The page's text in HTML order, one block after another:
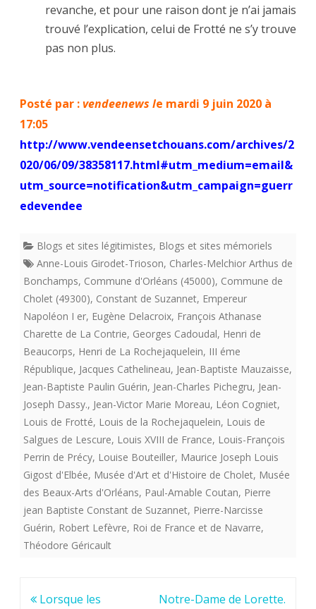
revanche, et pour une raison dont je n’ai jamais
trouvé l’explication, celui de Frotté ne s’y trouve
pas non plus.
Posté par :vendeenews le mardi 9 juin 2020 à
17:05
http://www.vendeensetchouans.com/archives/2
020/06/09/38358117.html#utm_medium=email&
utm_source=notification&utm_campaign=guerr
edevendee
Blogs et sites légitimistes, Blogs et sites mémoriels
Anne-Louis Girodet-Trioson, Charles-Melchior Arthus de
Bonchamps, Commune d'Orléans (45000), Commune de
Cholet (49300), Constant de Suzannet, Empereur
Napoléon I er, Eugène Delacroix, François Athanase
Charette de La Contrie, Georges Cadoudal, Henri de
Beaucorps, Henri de La Rochejaquelein, III éme
République, Jacques Cathelineau, Jean-Baptiste Mauzaisse,
Jean-Baptiste Paulin Guérin, Jean-Charles Pichegru, Jean-
Joseph Dassy., Jean-Victor Marie Moreau, Léon Cogniet,
Louis de Frotté, Louis de la Rochejaquelein, Louis de
Salgues de Lescure, Louis XVIII de France, Louis-François
Perrin de Précy, Louise Bouteiller, Maurice Joseph Louis
Gigost d'Elbée, Musée d'Art et d'Histoire de Cholet, Musée
des Beaux-Arts d'Orléans, Paul-Amable Coutan, Pierre
jean Baptiste Constant de Suzannet, Pierre-Narcisse
Guérin, Robert Lefèvre, Roi de France et de Navarre,
Théodore Géricault
Navigation
Lorsque les
Notre-Dame de Lorette.